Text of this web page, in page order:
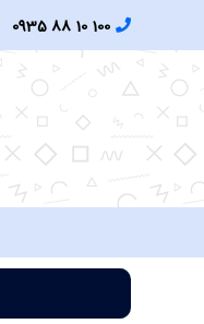
0935 88 10 100